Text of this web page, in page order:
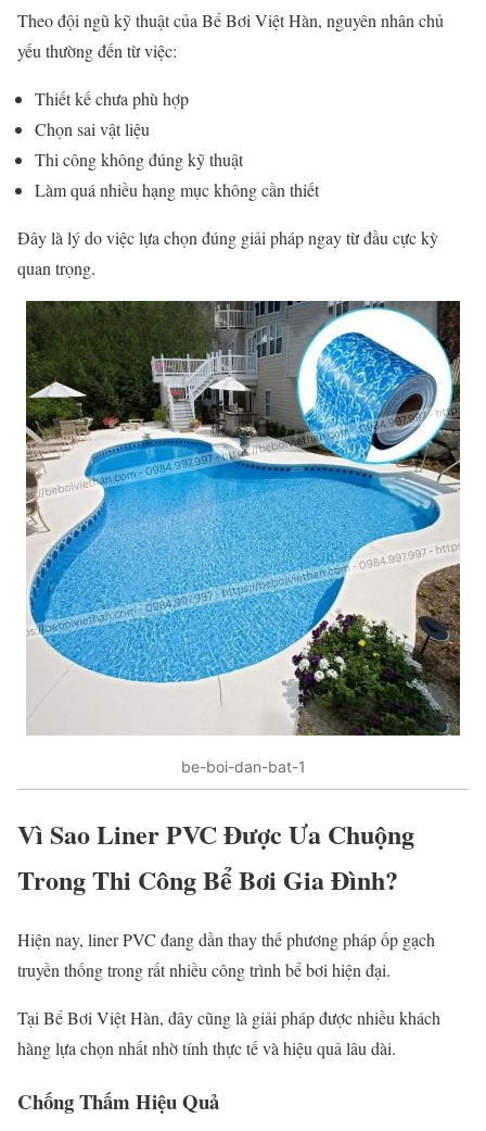
Theo đội ngũ kỹ thuật củaBể Bơi Việt Hàn, nguyên nhân chủ
yếu thường đến từ việc:
Thiết kế chưa phù hợp
Chọn sai vật liệu
Thi công không đúng kỹ thuật
Làm quá nhiều hạng mục không cần thiết
Đây là lý do việc lựa chọn đúng giải pháp ngay từ đầu cực kỳ
quan trọng.
be-boi-dan-bat-1
Vì Sao Liner PVC Được Ưa Chuộng
Trong Thi Công Bể Bơi Gia Đình?
Hiện nay, liner PVC đang dần thay thế phương pháp ốp gạch
truyền thống trong rất nhiều công trình bể bơi hiện đại.
Tại Bể Bơi Việt Hàn, đây cũng là giải pháp được nhiều khách
hàng lựa chọn nhất nhờ tính thực tế và hiệu quả lâu dài.
Chống Thấm Hiệu Quả